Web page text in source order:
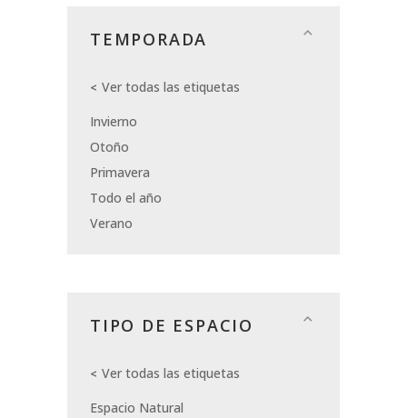
TEMPORADA
Ver todas las etiquetas
Invierno
Otoño
Primavera
Todo el año
Verano
TIPO DE ESPACIO
Ver todas las etiquetas
Espacio Natural